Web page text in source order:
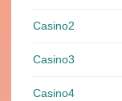
Casino2
Casino3
Casino4